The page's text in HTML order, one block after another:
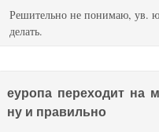
Решительно не понимаю, ув.
делать.
еуропа переходит на
ну и правильно